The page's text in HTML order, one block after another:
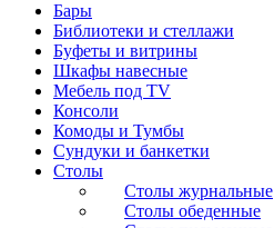
Бары
Библиотеки и стеллажи
Буфеты и витрины
Шкафы навесные
Мебель под ТV
Консоли
Комоды и Тумбы
Сундуки и банкетки
Столы
Столы журнальные
Столы обеденные